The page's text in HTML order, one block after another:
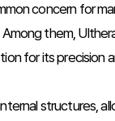
concern for
Among them,
for its precision
structures,